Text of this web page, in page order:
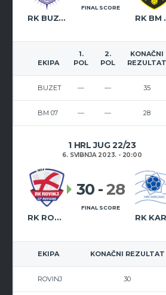
RK BUZET
FINAL SCORE
EKIPA
1.
POL
2.
POL
KONAČNI
REZULTAT
BUZET — — 35
BM 07 — — 28
1 HRL JUG 22/23
6. SVIBNJA 2023. - 20:00
RK ROVINJ
30 -28
FINAL SCORE
EKIPA KONAČNI REZULTAT
ROVINJ 30
Rudarska 2
OIB 17063819815
KONTAKT
INFO@RKRUDAR.HR
MARKETING